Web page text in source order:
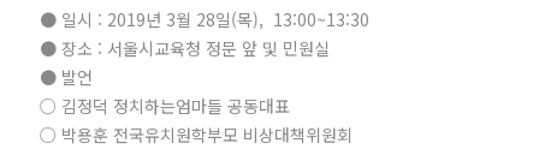
● 일시 : 2019년 3월 28일(목), 13:00~13:30
● 장소 : 서울시교육청 정문 앞 및 민원실
● 발언
○ 김정덕 정치하는엄마들 공동대표
○ 박용훈 전국유치원학부모 비상대책위원회